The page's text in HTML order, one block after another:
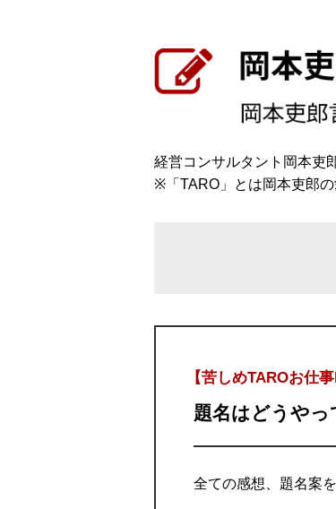
経営コンサルタント岡本吏
※「TARO」とは岡本吏郎の
【苦しめTAROお仕事
題名はどうや
全ての感想、題名案